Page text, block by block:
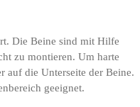
Die Beine sind mit Hilfe
zu montieren. Um harte
auf die Unterseite der Beine.
geeignet.